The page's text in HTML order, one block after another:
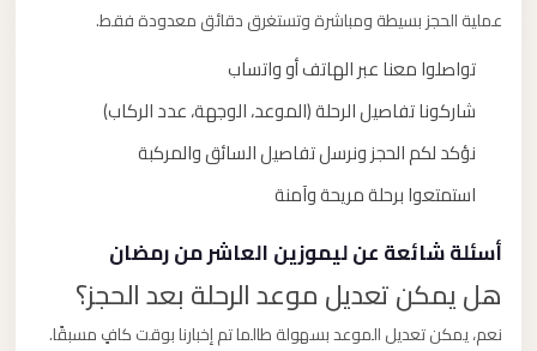
عملية الحجز بسيطة ومباشرة وتستغرق دقائق معدودة فقط.
تواصلوا معنا عبر الهاتف أو واتساب
شاركونا تفاصيل الرحلة (الموعد، الوجهة، عدد الركاب)
نؤكد لكم الحجز ونرسل تفاصيل السائق والمركبة
استمتعوا برحلة مريحة وآمنة
أسئلة شائعة عن ليموزين العاشر من رمضان
هل يمكن تعديل موعد الرحلة بعد الحجز؟
نعم، يمكن تعديل الموعد بسهولة طالما تم إخبارنا بوقت كافٍ مسبقًا.